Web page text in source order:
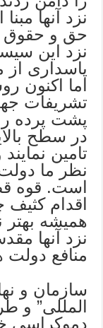
نزد آنها
حق و حقوق
نزد این
پاسداری از
اما اکنون
تشریفات
پشت پرده را
در سطح
تامین
نظر ما
است. قوه
اقدام کثیف
همیشه
نزد آنها
منافع دولت
سازمان و
المللی” و
دموکراسی